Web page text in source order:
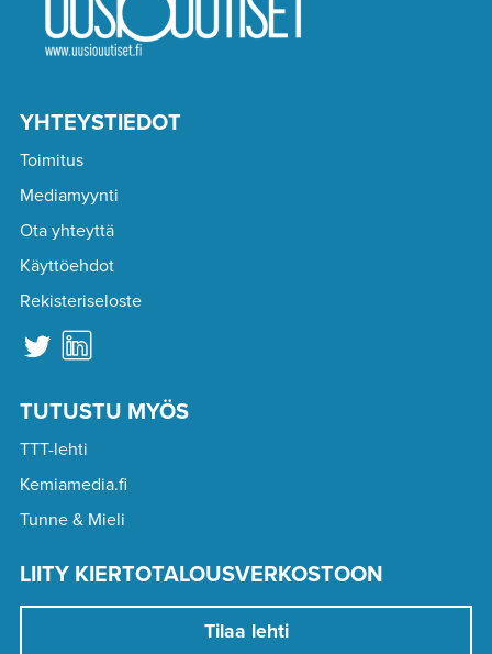
YHTEYSTIEDOT
Toimitus
Mediamyynti
Ota yhteyttä
Käyttöehdot
Rekisteriseloste
TUTUSTU MYÖS
TTT-lehti
Kemiamedia.fi
Tunne & Mieli
LIITY KIERTOTALOUSVERKOSTOON
Tilaa lehti